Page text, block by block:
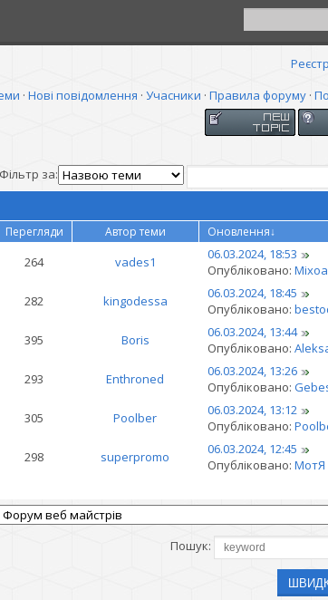
· Нові повідомлення · Учасники · Правила форуму·
Фільтр за:
Перегляди Автор теми Оновлення↓
264 vades1
06.03.2024, 18:53
Опубліковано:
282 kingodessa
06.03.2024, 18:45
Опубліковано:
395 Boris
06.03.2024, 13:44
Опубліковано:
293 Enthroned
06.03.2024, 13:26
Опубліковано:
305 Poolber
06.03.2024, 13:12
Опубліковано:
298 superpromo
06.03.2024, 12:45
Опубліковано: МотЯ
Пошук: